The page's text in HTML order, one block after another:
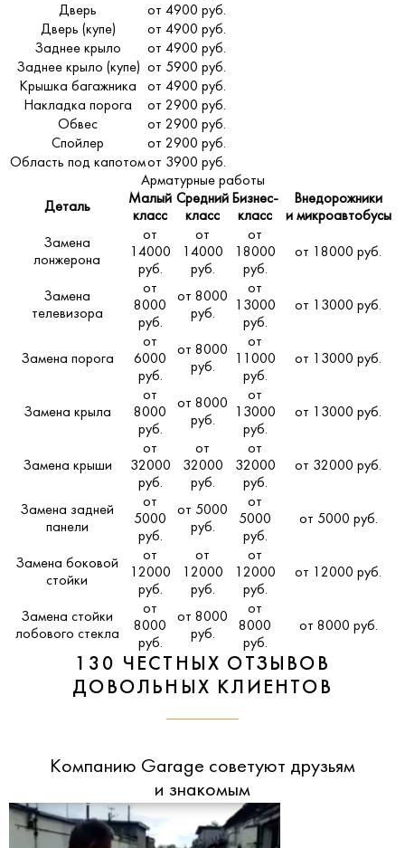
Дверь
от 4900 руб.
Дверь (купе)
от 4900 руб.
Заднее крыло
от 4900 руб.
Заднее крыло (купе) от 5900 руб.
Крышка багажника
от 4900 руб.
Накладка порога
от 2900 руб.
Обвес
от 2900 руб.
Спойлер
от 2900 руб.
Область под капотомот 3900 руб.
Арматурные работы
Деталь
Малый
класс
Средний
класс
Бизнес-
класс
Внедорожники
и микроавтобусы
Замена
лонжерона
от
14000
руб.
от
14000
руб.
от
18000
руб.
от 18000 руб.
Замена
телевизора
от
8000
руб.
от 8000
руб.
от
13000
руб.
от 13000 руб.
Замена порога
от
6000
руб.
от 8000
руб.
от
11000
руб.
от 13000 руб.
Замена крыла
от
8000
руб.
от 8000
руб.
от
13000
руб.
от 13000 руб.
Замена крыши
от
32000
руб.
от
32000
руб.
от
32000
руб.
от 32000 руб.
Замена задней
панели
от
5000
руб.
от 5000
руб.
от
5000
руб.
от 5000 руб.
Замена боковой
стойки
от
12000
руб.
от
12000
руб.
от
12000
руб.
от 12000 руб.
Замена стойки
лобового стекла
от
8000
руб.
от 8000
руб.
от
8000
руб.
от 8000 руб.
130 ЧЕСТНЫХ ОТЗЫВОВ
ДОВОЛЬНЫХ КЛИЕНТОВ
Компанию Garage советуют друзьям
и знакомым